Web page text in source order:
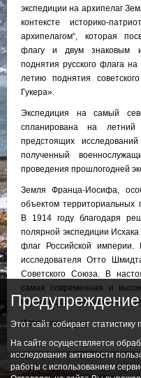
экспедиции на архипелаг
контексте историко-
архипелагом“, которая
флагу и двум знаковым
поднятия русского флага
летию поднятия
Гукера».
Экспедиция на самый
спланирована на
предстоящих
полученный
проведения прошлогодней
Земля Франца-Иосифа,
объектом территориальных
В 1914 году благодаря
полярной экспедиции
флаг Российской империи.
исследователя Отто
Советского Союза. В
самая современная и
получившая название
Источник:tass.ru
Предупреждение
Этот сайт собирает
На сайте осуществляется
исследования активности
работы с использованием